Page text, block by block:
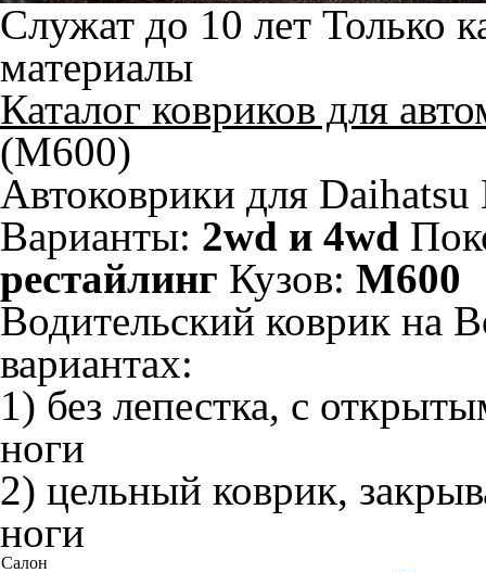
Служат до 10 лет Только
материалы
Каталог ковриков для
(M600)
Автоковрики для
Варианты: 2wd и 4wd
рестайлинг Кузов: M600
Водительский коврик на
вариантах:
1) без лепестка, с
ноги
2) цельный коврик,
ноги
Салон